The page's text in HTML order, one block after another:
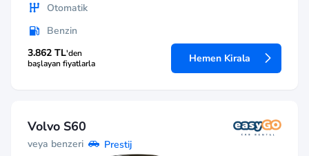
Otomatik
Benzin
3.862 TL'den
başlayan fiyatlarla
Hemen Kirala
Volvo S60
veya benzeri Prestij